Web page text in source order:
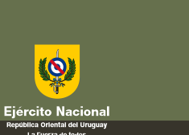
visualizadores